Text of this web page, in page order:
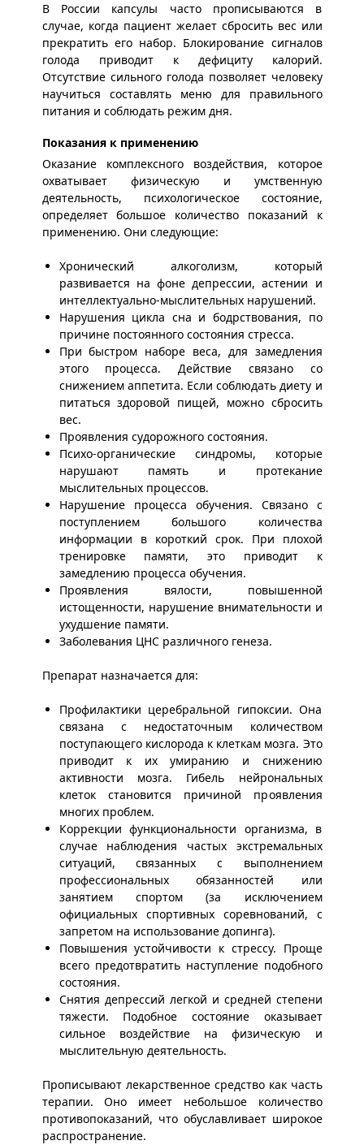
В России капсулы часто прописываются в
случае, когда пациент желает сбросить вес или
прекратить его набор. Блокирование сигналов
голода приводит к дефициту калорий.
Отсутствие сильного голода позволяет человеку
научиться составлять меню для правильного
питания и соблюдать режим дня.
Показания к применению
Оказание комплексного воздействия, которое
охватывает физическую и умственную
деятельность, психологическое состояние,
определяет большое количество показаний к
применению. Они следующие:
Хронический алкоголизм, который
развивается на фоне депрессии, астении и
интеллектуально-мыслительных нарушений.
Нарушения цикла сна и бодрствования, по
причине постоянного состояния стресса.
При быстром наборе веса, для замедления
этого процесса. Действие связано со
снижением аппетита. Если соблюдать диету и
питаться здоровой пищей, можно сбросить
вес.
Проявления судорожного состояния.
Психо-органические синдромы, которые
нарушают память и протекание
мыслительных процессов.
Нарушение процесса обучения. Связано с
поступлением большого количества
информации в короткий срок. При плохой
тренировке памяти, это приводит к
замедлению процесса обучения.
Проявления вялости, повышенной
истощенности, нарушение внимательности и
ухудшение памяти.
Заболевания ЦНС различного генеза.
Препарат назначается для:
Профилактики церебральной гипоксии. Она
связана с недостаточным количеством
поступающего кислорода к клеткам мозга. Это
приводит к их умиранию и снижению
активности мозга. Гибель нейрональных
клеток становится причиной проявления
многих проблем.
Коррекции функциональности организма, в
случае наблюдения частых экстремальных
ситуаций, связанных с выполнением
профессиональных обязанностей или
занятием спортом (за исключением
официальных спортивных соревнований, с
запретом на использование допинга).
Повышения устойчивости к стрессу. Проще
всего предотвратить наступление подобного
состояния.
Снятия депрессий легкой и средней степени
тяжести. Подобное состояние оказывает
сильное воздействие на физическую и
мыслительную деятельность.
Прописывают лекарственное средство как часть
терапии. Оно имеет небольшое количество
противопоказаний, что обуславливает широкое
распространение.